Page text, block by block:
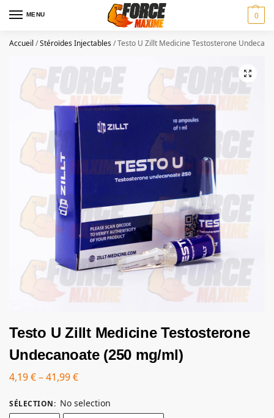
MENU 0
Accueil /Stéroïdes Injectables/Testo U Zillt Medicine Testosterone
Testo U Zillt Medicine Testosterone
Undecanoate (250 mg/ml)
4,19€–41,99€
SÉLECTION: No selection